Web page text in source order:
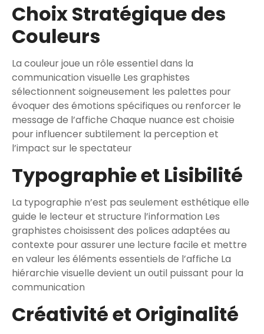
Choix Stratégique des
Couleurs
La couleur joue un rôle essentiel dans la
communication visuelle Les graphistes
sélectionnent soigneusement les palettes pour
évoquer des émotions spécifiques ou renforcer le
message de l’affiche Chaque nuance est choisie
pour influencer subtilement la perception et
l’impact sur le spectateur
Typographie et Lisibilité
La typographie n’est pas seulement esthétique elle
guide le lecteur et structure l’information Les
graphistes choisissent des polices adaptées au
contexte pour assurer une lecture facile et mettre
en valeur les éléments essentiels de l’affiche La
hiérarchie visuelle devient un outil puissant pour la
communication
Créativité et Originalité